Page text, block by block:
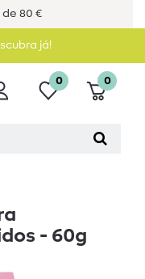
80 €
já!
0 0
- 60g